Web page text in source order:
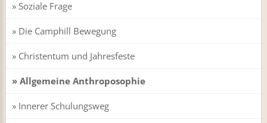
Soziale Frage
Die Camphill Bewegung
Christentum und Jahresfeste
Allgemeine Anthroposophie
Innerer Schulungsweg